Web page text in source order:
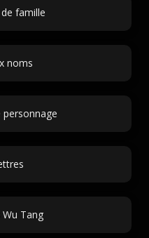
famille
noms
personnage
Tang